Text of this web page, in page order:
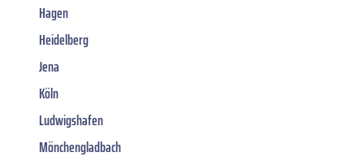
Hagen
Heidelberg
Jena
Köln
Ludwigshafen
Mönchengladbach